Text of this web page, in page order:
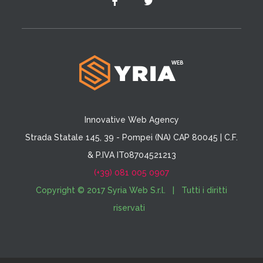
Innovative Web Agency
Strada Statale 145, 39 - Pompei (NA) CAP 80045 | C.F.
& P.IVA IT08704521213
(+39) 081 005 0907
Copyright © 2017 Syria Web S.r.l. | Tutti i diritti
riservati